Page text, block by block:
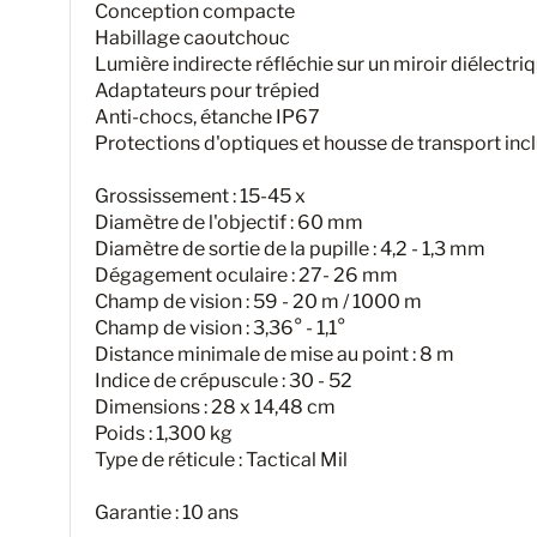
Conception compacte
Habillage caoutchouc
Lumière indirecte réfléchie sur un miroir
Adaptateurs pour trépied
Anti-chocs, étanche IP67
Protections d'optiques et housse de transport
Grossissement : 15-45 x
Diamètre de l'objectif : 60 mm
Diamètre de sortie de la pupille : 4,2 - 1,3 mm
Dégagement oculaire : 27- 26 mm
Champ de vision : 59 - 20 m / 1000 m
Champ de vision : 3,36° - 1,1°
Distance minimale de mise au point : 8 m
Indice de crépuscule : 30 - 52
Dimensions : 28 x 14,48 cm
Poids : 1,300 kg
Type de réticule : Tactical Mil
Garantie : 10 ans